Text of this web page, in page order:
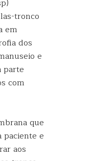
tronco
em
dos
e
parte
com
que
paciente e
aos